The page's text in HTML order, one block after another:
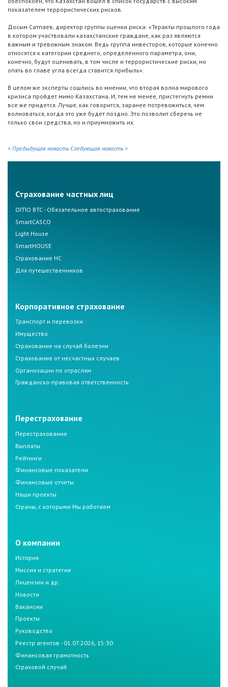
показателем террористических рисков.
Досым Сатпаев, директор группы оценки риска: «Теракты прошлого года
в котором участвовали казахстанские граждане, как раз являются
важным и тревожным знаком. Ведь группа инвесторов, которые конечно
относятся к категории среднего, определенного параметра, они,
конечно, будут оценивать, в том числе и террористические риски, но
опять во главе угла всегда ставится прибыль».
В целом же эксперты сошлись во мнении, что вторая волна мирового
кризиса пройдет мимо Казахстана. И, тем не менее, пристегнуть ремни
все же придется. Лучше, как говорится, заранее потревожиться, чем
волноваться, когда это уже будет поздно. Это позволит сберечь не
только свои средства, но и приумножить их.
< Предыдущая новость Следующая новость >
Страхование частных лиц
ОГПО ВТС - Обязательное автострахование
SmartCASCO
Light House
SmartHOUSE
Страхование НС
Для путешественников
Корпоративное страхование
Транспорт и перевозки
Имущество
Страхование на случай болезни
Страхование от несчастных случаев
Организации по отраслям
Гражданско-правовая ответственность
Перестрахование
Перестрахование
Выплаты
Рейтинги
Финансовые показатели
Финансовые отчеты
Наши проекты
Страны, с которыми Мы работаем
О компании
История
Миссия и стратегия
Лицензии и др.
Новости
Вакансии
Проекты
Руководство
Реестр агентов - 01.07.2026, 15:30
Финансовая грамотность
Страховой случай